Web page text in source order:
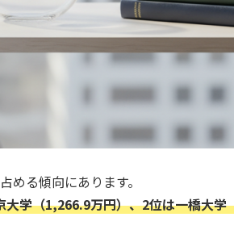
る傾向にあります。
大学（1,266.9万円）、2位は一橋大学